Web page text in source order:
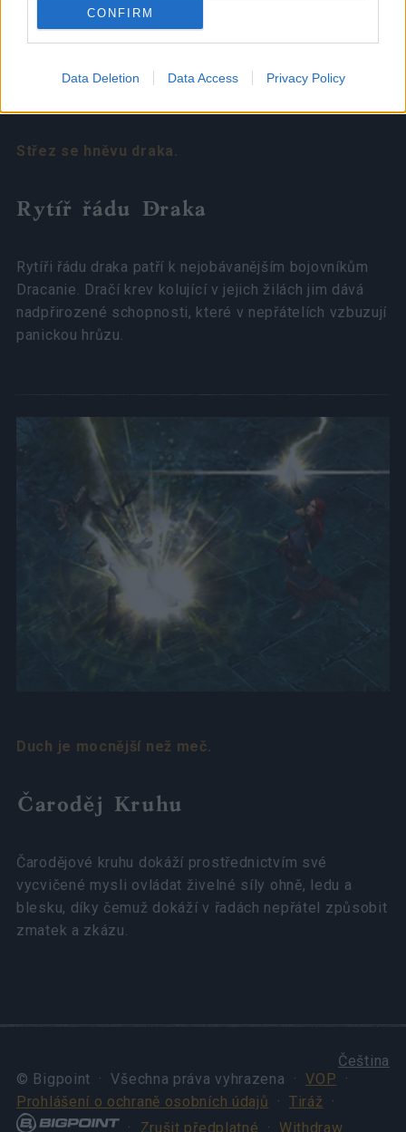
CONFIRM
Data Deletion Data Access Privacy Policy
Střez se hněvu draka.
Rytíř řádu Draka
Rytíři řádu draka patří k nejobávanějším bojovníkům
Dracanie. Dračí krev kolující v jejich žilách jim dává
nadpřirozené schopnosti, které v nepřátelích vzbuzují
panickou hrůzu.
Duch je mocnější než meč.
Čaroděj Kruhu
Čarodějové kruhu dokáží prostřednictvím své
vycvičené mysli ovládat živelné síly ohně, ledu a
blesku, díky čemuž dokáží v řadách nepřátel způsobit
zmatek a zkázu.
Čeština
© Bigpoint · Všechna práva vyhrazena ·VOP ·
Prohlášení o ochraně osobních údajů · Tiráž ·
· Zrušit předplatné · Withdraw